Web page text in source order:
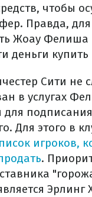
чтобы
Правда, для
Жоау Фелиша
деньги купить
Сити не
в услугах
для подписания
Для этого в
игроков,
.
Эрлинг